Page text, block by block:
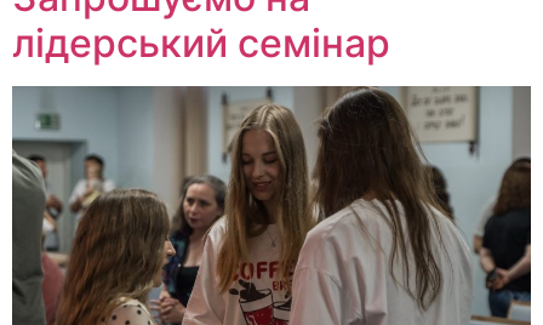
лідерський семінар